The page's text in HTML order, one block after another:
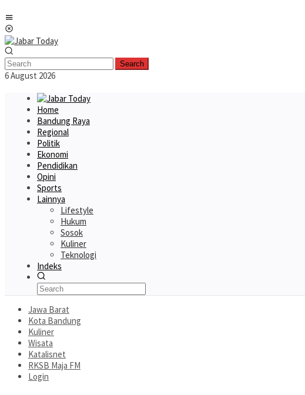
to
content
Search
6 August 2026
Home
Bandung Raya
Regional
Politik
Ekonomi
Pendidikan
Opini
Sports
Lainnya
Lifestyle
Hukum
Sosok
Kuliner
Teknologi
Indeks
Jawa Barat
Kota Bandung
Kuliner
Wisata
Katalisnet
RKSB Maja FM
Login